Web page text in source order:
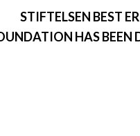
STIFTELSEN BEST
HAS BEEN